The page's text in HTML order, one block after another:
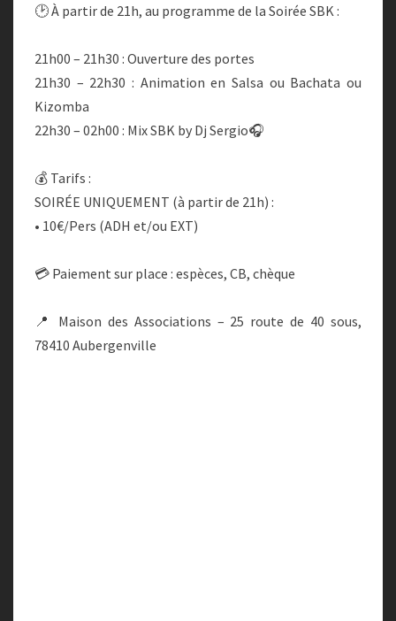
🕑 À partir de 21h, au programme de la Soirée SBK :
21h00 – 21h30 : Ouverture des portes
21h30 – 22h30 : Animation en Salsa ou Bachata ou
Kizomba
22h30 – 02h00 : Mix SBK by Dj Sergio🎧
💰 Tarifs :
SOIRÉE UNIQUEMENT (à partir de 21h) :
• 10€/Pers (ADH et/ou EXT)
💳 Paiement sur place : espèces, CB, chèque
📍 Maison des Associations – 25 route de 40 sous,
78410 Aubergenville